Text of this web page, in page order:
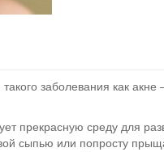
заболевания как акне
прекрасную среду для
сыпью или попросту